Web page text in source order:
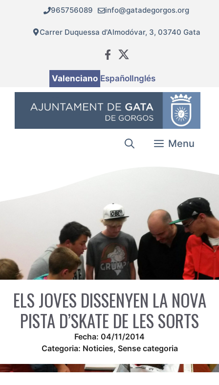
contingut
965756089 info@gatadegorgos.org
Carrer Duquessa d'Almodóvar, 3, 03740 Gata
Valenciano EspañolInglés
Menu
ELS JOVES DISSENYEN LA NOVA
PISTA D’SKATE DE LES SORTS
Fecha: 04/11/2014
Categoria: Noticies, Sense categoria